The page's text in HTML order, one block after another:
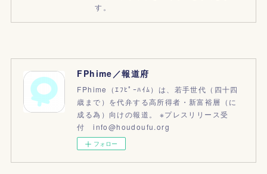
す。
FPhime／報道府
FPhime（ｴﾌﾋﾟｰﾊｲﾑ）は、若手世代（四十四
歳まで）を代弁する高所得者・新富裕層（に
成る為）向けの報道。 ※プレスリリース受
付 info@houdoufu.org
フォロー